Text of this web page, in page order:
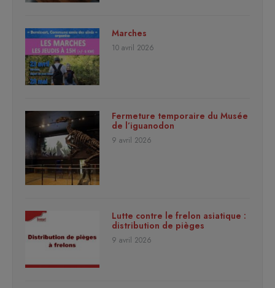
Marches
10 avril 2026
Fermeture temporaire du Musée
de l’iguanodon
9 avril 2026
Lutte contre le frelon asiatique :
distribution de pièges
9 avril 2026